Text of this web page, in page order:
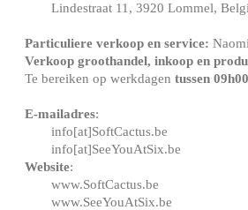
Lindestraat 11, 3920 Lommel,
Particuliere verkoop en service:
Verkoop groothandel, inkoop en
Te bereiken op werkdagen tussen
E-mailadres:
info[at]SoftCactus.be
info[at]SeeYouAtSix.be
Website:
www.SoftCactus.be
www.SeeYouAtSix.be